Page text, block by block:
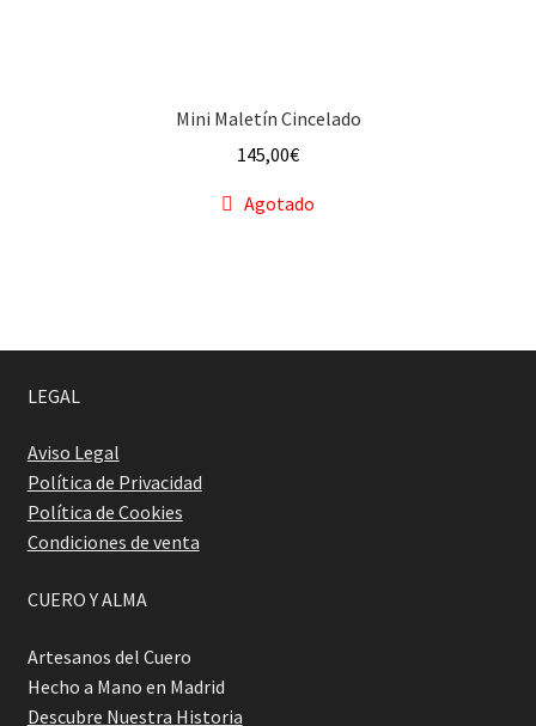
Mini Maletín Cincelado
145,00€
Agotado
LEGAL
Aviso Legal
Política de Privacidad
Política de Cookies
Condiciones de venta
CUERO Y ALMA
Artesanos del Cuero
Hecho a Mano en Madrid
Descubre Nuestra Historia